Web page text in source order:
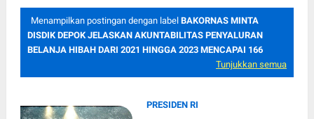
Menampilkan postingan dengan label BAKORNAS MINTA
DISDIK DEPOK JELASKAN AKUNTABILITAS PENYALURAN
BELANJA HIBAH DARI 2021 HINGGA 2023 MENCAPAI 166
Tunjukkan semua
PRESIDEN RI